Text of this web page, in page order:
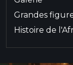
Grandes
Histoire de